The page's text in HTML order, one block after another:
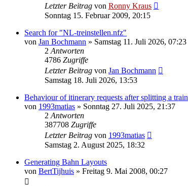
Letzter Beitrag von Ronny Kraus
Sonntag 15. Februar 2009, 20:15
Search for "NL-treinstellen.nfz"
von Jan Bochmann » Samstag 11. Juli 2026, 07:23
2 Antworten
4786 Zugriffe
Letzter Beitrag von Jan Bochmann
Samstag 18. Juli 2026, 13:53
Behaviour of itinerary requests after splitting a train
von 1993matias » Sonntag 27. Juli 2025, 21:37
2 Antworten
387708 Zugriffe
Letzter Beitrag von 1993matias
Samstag 2. August 2025, 18:32
Generating Bahn Layouts
von BertTijhuis » Freitag 9. Mai 2008, 00:27